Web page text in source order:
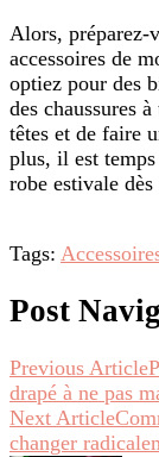
Alors, préparez-
accessoires de
optiez pour des
des chaussures
têtes et de faire
plus, il est
robe estivale
Tags:
Post
Previous Article
drapé à ne pas
Next Article
changer